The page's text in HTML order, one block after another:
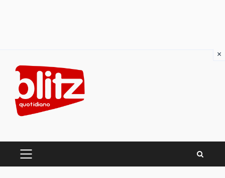
content
PRIMARY
×